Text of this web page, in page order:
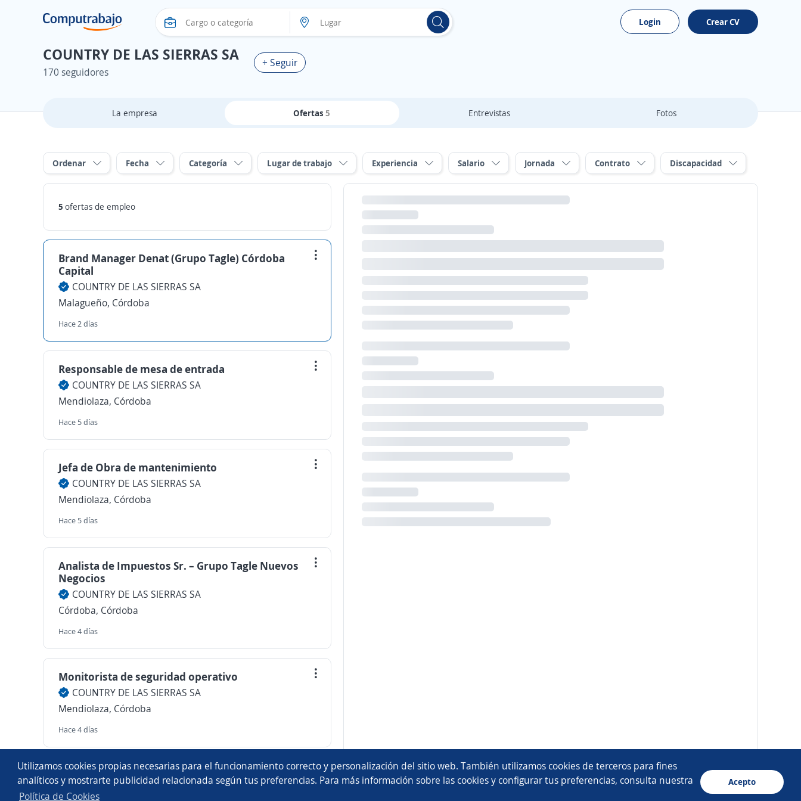
Utilizamos cookies propias necesarias para el funcionamiento correcto y personalización del sitio web. También utilizamos cookies de terceros para fines
analíticos y mostrarte publicidad relacionada según tus preferencias. Para más información sobre las cookies y configurar tus preferencias, consulta nuestra
Política de Cookies
Acepto
Login Crear CV
COUNTRY DE LAS SIERRAS SA
170 seguidores
+ Seguir
La empresa Ofertas5 Entrevistas Fotos
Ordenar Fecha Categoría Lugar de trabajo Experiencia Salario Jornada Contrato Discapacidad
5 ofertas de empleo
Brand Manager Denat (Grupo Tagle) Córdoba
Capital
COUNTRY DE LAS SIERRAS SA
Malagueño, Córdoba
Hace 2 días
Responsable de mesa de entrada
COUNTRY DE LAS SIERRAS SA
Mendiolaza, Córdoba
Hace 5 días
Jefa de Obra de mantenimiento
COUNTRY DE LAS SIERRAS SA
Mendiolaza, Córdoba
Hace 5 días
Analista de Impuestos Sr. – Grupo Tagle Nuevos
Negocios
COUNTRY DE LAS SIERRAS SA
Córdoba, Córdoba
Hace 4 días
Monitorista de seguridad operativo
COUNTRY DE LAS SIERRAS SA
Mendiolaza, Córdoba
Hace 4 días
Copyright 2014 - 2026 DGNET LTD.
Aviso legal/privacidad